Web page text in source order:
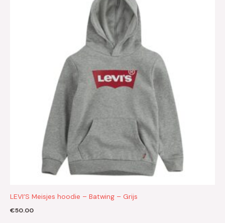
LEVI’S Meisjes hoodie – Batwing – Grijs
€50.00